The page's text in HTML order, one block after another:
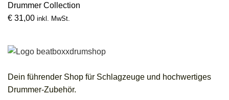
Drummer Collection
€ 31,00 inkl. MwSt.
Dein führender Shop für Schlagzeuge und hochwertiges
Drummer-Zubehör.